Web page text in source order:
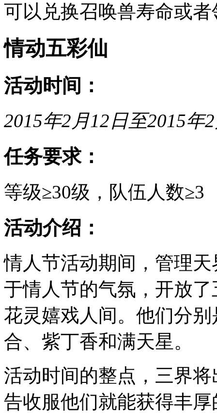
可以兑换召唤兽寿命或
情动五彩仙
活动时间：
2015年2月12日至2015年
任务要求：
等级≥30级，队伍人数≥3
活动介绍：
情人节活动期间，管理
于情人节的气氛，开放
花灵嬉戏人间。他们分
合、紫丁香和满天星。
活动时间的整点，三界
告收服他们就能获得丰